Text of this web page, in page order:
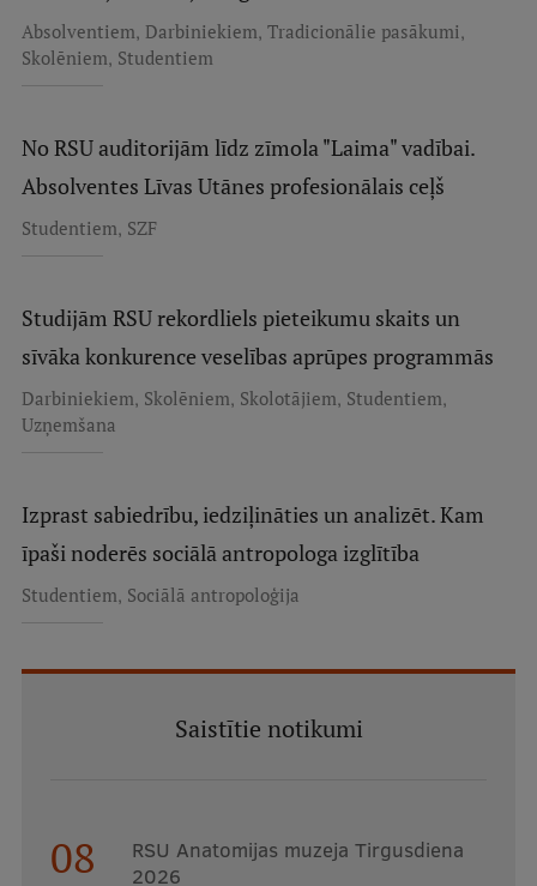
Absolventiem, Darbiniekiem, Tradicionālie pasākumi,
Skolēniem, Studentiem
No RSU auditorijām līdz zīmola "Laima" vadībai.
Absolventes Līvas Utānes profesionālais ceļš
Studentiem, SZF
Studijām RSU rekordliels pieteikumu skaits un
sīvāka konkurence veselības aprūpes programmās
Darbiniekiem, Skolēniem, Skolotājiem, Studentiem,
Uzņemšana
Izprast sabiedrību, iedziļināties un analizēt. Kam
īpaši noderēs sociālā antropologa izglītība
Studentiem, Sociālā antropoloģija
Saistītie notikumi
08
RSU Anatomijas muzeja Tirgusdiena
2026